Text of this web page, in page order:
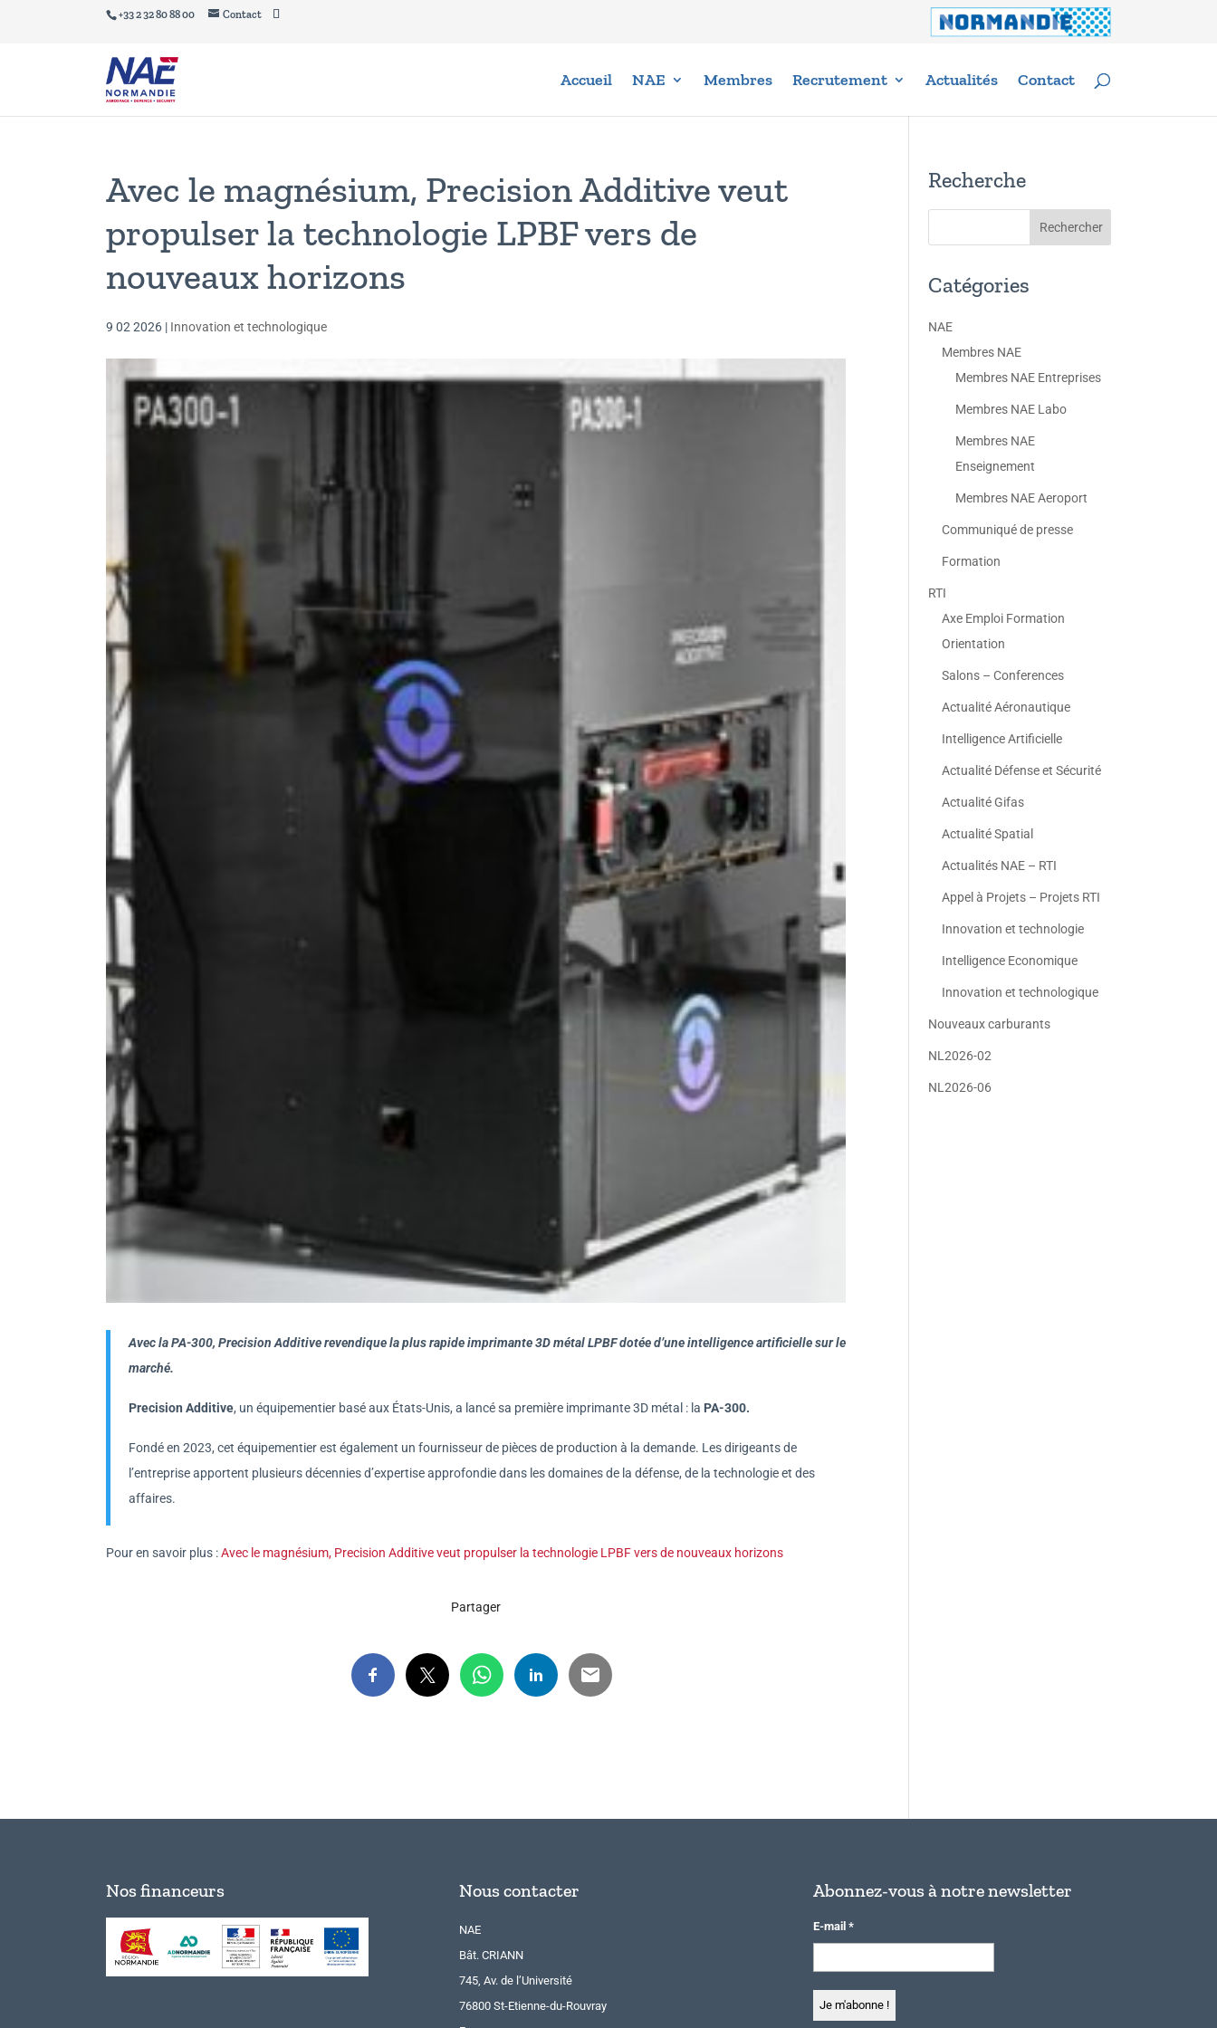
+33 2 32 80 88 00 Contact
Accueil NAE Membres Recrutement Actualités Contact
Avec le magnésium, Precision Additive veut
propulser la technologie LPBF vers de
nouveaux horizons
9 02 2026 | Innovation et technologique
Avec la PA-300, Precision Additive revendique la plus rapide imprimante 3D métal LPBF dotée d’une intelligence artificielle sur le
marché.
Precision Additive, un équipementier basé aux États-Unis, a lancé sa première imprimante 3D métal : la PA-300.
Fondé en 2023, cet équipementier est également un fournisseur de pièces de production à la demande. Les dirigeants de
l’entreprise apportent plusieurs décennies d’expertise approfondie dans les domaines de la défense, de la technologie et des
affaires.
Pour en savoir plus :Avec le magnésium, Precision Additive veut propulser la technologie LPBF vers de nouveaux horizons
Partager
Recherche
Catégories
NAE
Membres NAE
Membres NAE Entreprises
Membres NAE Labo
Membres NAE
Enseignement
Membres NAE Aeroport
Communiqué de presse
Formation
RTI
Axe Emploi Formation
Orientation
Salons – Conferences
Actualité Aéronautique
Intelligence Artificielle
Actualité Défense et Sécurité
Actualité Gifas
Actualité Spatial
Actualités NAE – RTI
Appel à Projets – Projets RTI
Innovation et technologie
Intelligence Economique
Innovation et technologique
Nouveaux carburants
NL2026-02
NL2026-06
Nos financeurs Nous contacter
NAE
Bât. CRIANN
745, Av. de l’Université
76800 St-Etienne-du-Rouvray
Abonnez-vous à notre newsletter
E-mail *